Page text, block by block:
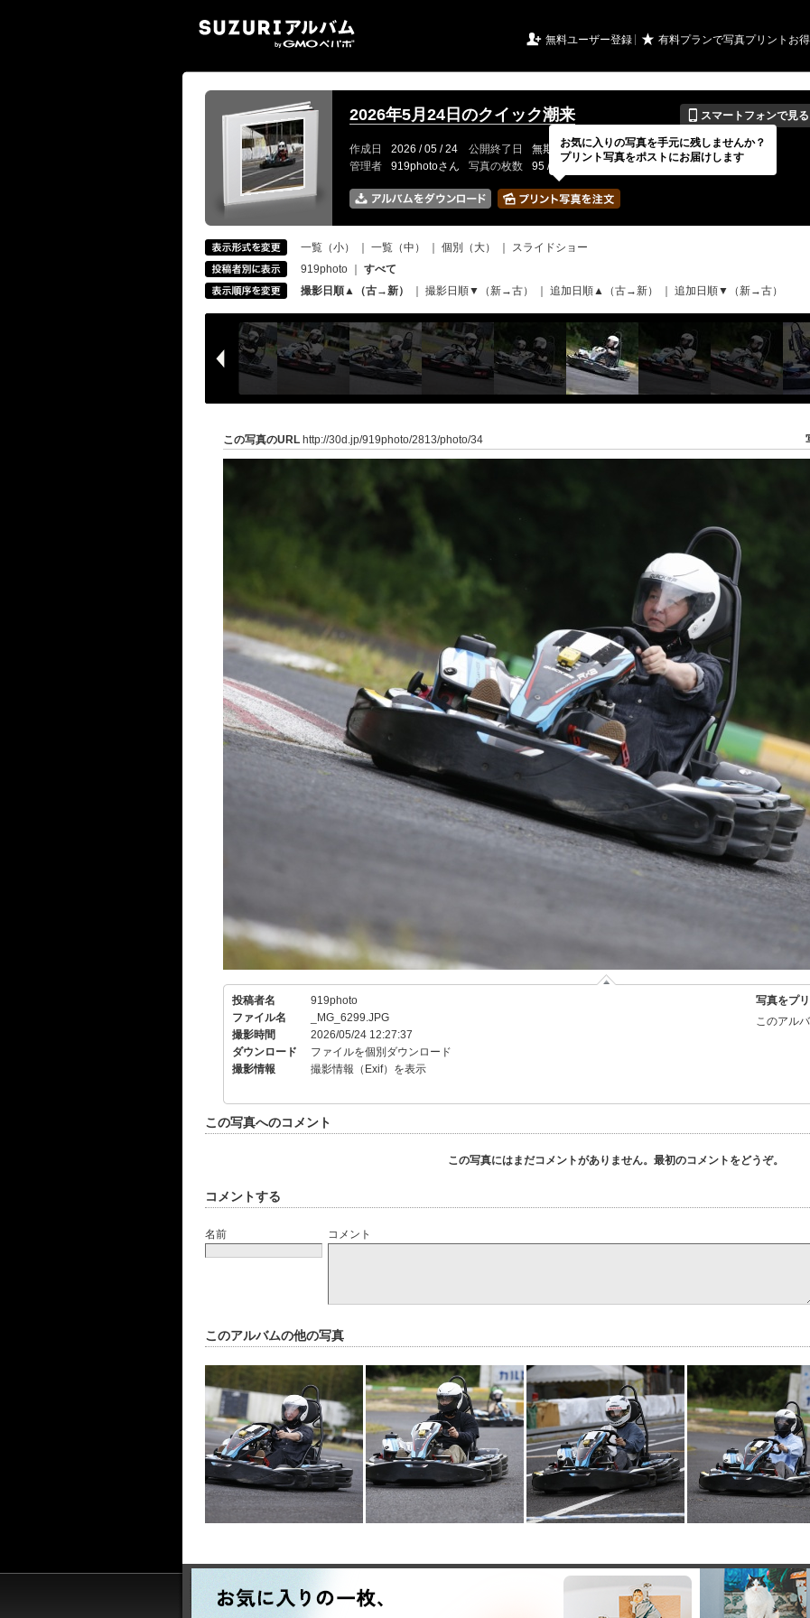
 無料ユーザー登録 ★ 有料プランで写真プリントお得
2026年5月24日のクイック潮来 📱 スマートフォンで見る
作成日 2026 / 05 / 24 公開終了日 無期限 イベントの期間
---
管理者
919photoさん 写真の枚数 95 / 2000枚
一覧（小） 一覧（中） 個別（大）
スライドショー
919photo
すべて
撮影日順▲（古→新）
撮影日順▼（新→古） 追加日順▲（古→新） 追加日順▼（新→古）
この写真のURL http://30d.jp/919photo/2813/photo/34
投稿者名
919photo
ファイル名
_MG_6299.JPG
撮影時間
2026/05/24 12:27:37
ダウンロード
ファイルを個別ダウンロード
撮影情報
撮影情報（Exif）を表示
写真をプ
このアル
この写真へのコメント
この写真にはまだコメントがありません。最初のコメントをどうぞ。
コメントする
名前 コメント
このアルバムの他の写真
お気に入りの写真を手元に残しませんか？
プリント写真をポストにお届けします